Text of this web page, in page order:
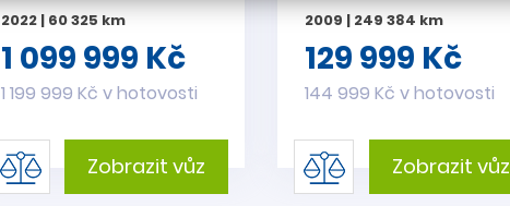
2022 | 60 325 km
1 099 999 Kč
1 199 999 Kč v hotovosti
Zobrazit vůz
2009 | 249 384 km
129 999 Kč
144 999 Kč v hotovosti
Zobrazit vůz